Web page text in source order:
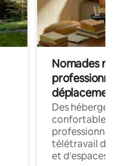
Nomades
déplacement
Des
confortables
professionnels
télétravail
et d'espaces